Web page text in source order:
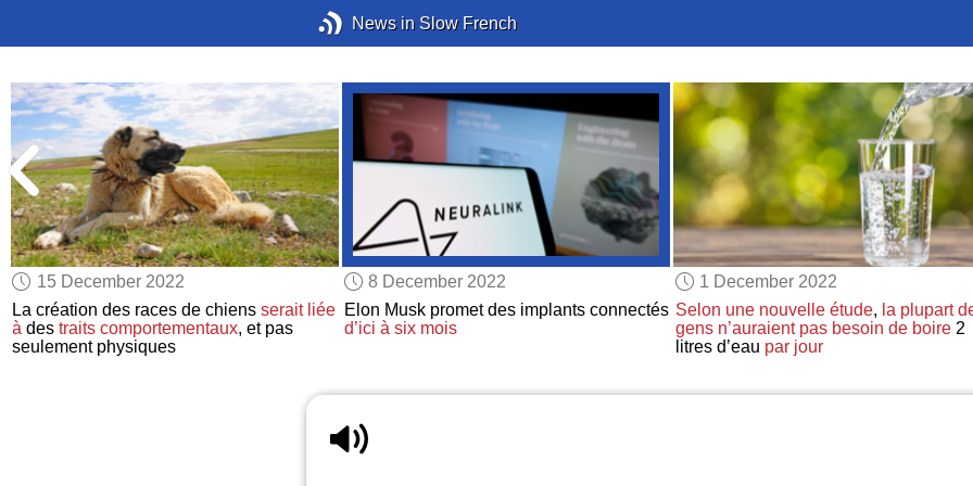
News in Slow French
15 December 2022
La création des races de chiensserait liée
à destraits comportementaux, et pas
seulement physiques
8 December 2022
Elon Musk promet des implants connectés
d’ici à six mois
1 December 2022
Selon une nouvelle étude, la plupart
gens n’auraient pas besoin de boire2
litres d’eau par jour